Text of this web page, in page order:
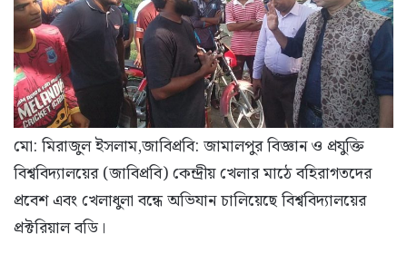
মো: মিরাজুল ইসলাম,জাবিপ্রবি: ​জামালপুর বিজ্ঞান ও প্রযুক্তি
বিশ্ববিদ্যালয়ের (জাবিপ্রবি) কেন্দ্রীয় খেলার মাঠে বহিরাগতদের
প্রবেশ এবং খেলাধুলা বন্ধে অভিযান চালিয়েছে বিশ্ববিদ্যালয়ের
প্রক্টরিয়াল বডি।